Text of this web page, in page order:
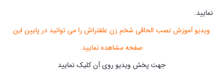
نمایید.
ویدیو آموزش نصب الحاقی شخم زن علفتراش را می توانید در پایین این
صفحه مشاهده نمایید.
جهت پخش ویدیو روی آن کلیک نمایید